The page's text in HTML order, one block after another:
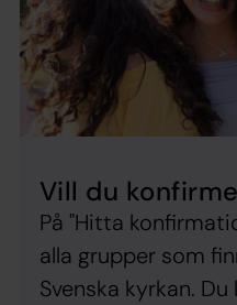
Vill du
På "Hitta
alla grupper som
Svenska kyrkan.